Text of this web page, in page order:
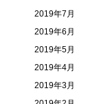
2019年7月
2019年6月
2019年5月
2019年4月
2019年3月